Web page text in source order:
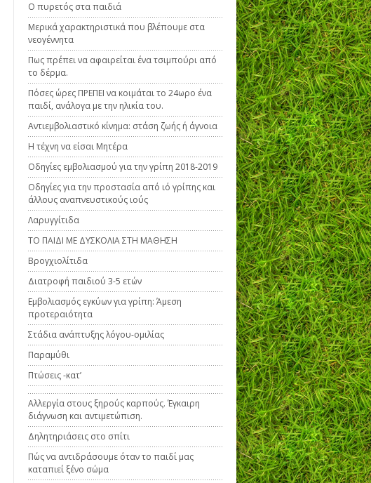
Ο πυρετός στα παιδιά
Μερικά χαρακτηριστικά που βλέπουμε στα
νεογέννητα
Πως πρέπει να αφαιρείται ένα τσιμπούρι από
το δέρμα.
Πόσες ώρες ΠΡΕΠΕΙ να κοιμάται το 24ωρο ένα
παιδί, ανάλογα με την ηλικία του.
Αντιεμβολιαστικό κίνημα: στάση ζωής ή άγνοια
Η τέχνη να είσαι Μητέρα
Οδηγίες εμβολιασμού για την γρίπη 2018-2019
Οδηγίες για την προστασία από ιό γρίπης και
άλλους αναπνευστικούς ιούς
Λαρυγγίτιδα
ΤΟ ΠΑΙΔΙ ΜΕ ΔΥΣΚΟΛΙΑ ΣΤΗ ΜΑΘΗΣΗ
Βρογχιολίτιδα
Διατροφή παιδιού 3-5 ετών
Εμβολιασμός εγκύων για γρίπη: Άμεση
προτεραιότητα
Στάδια ανάπτυξης λόγου-ομιλίας
Παραμύθι
Πτώσεις -κατ’
Αλλεργία στους ξηρούς καρπούς. Έγκαιρη
διάγνωση και αντιμετώπιση.
Δηλητηριάσεις στο σπίτι
Πώς να αντιδράσουμε όταν το παιδί μας
καταπιεί ξένο σώμα